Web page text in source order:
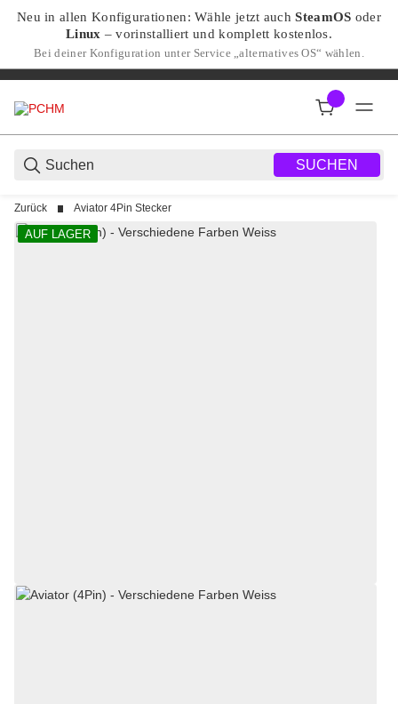
Neu in allen Konfigurationen: Wähle jetzt auchSteamOS oder
Linux – vorinstalliert und komplett kostenlos.
Bei deiner Konfiguration unter Service „alternatives OS“ wählen.
SUCHEN
Zurück Aviator 4Pin Stecker
AUF LAGER